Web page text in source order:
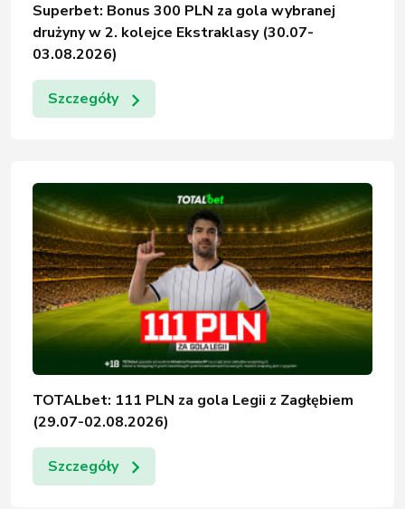
Superbet: Bonus 300 PLN za gola wybranej
drużyny w 2. kolejce Ekstraklasy (30.07-
03.08.2026)
Szczegóły
TOTALbet: 111 PLN za gola Legii z Zagłębiem
(29.07-02.08.2026)
Szczegóły